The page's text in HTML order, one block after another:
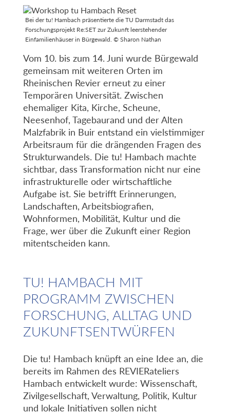
Bei der tu! Hambach präsentierte die TU Darmstadt das
Forschungsprojekt Re:SET zur Zukunft leerstehender
Einfamilienhäuser in Bürgewald. © Sharon Nathan
Vom 10. bis zum 14. Juni wurde Bürgewald
gemeinsam mit weiteren Orten im
Rheinischen Revier erneut zu einer
Temporären Universität. Zwischen
ehemaliger Kita, Kirche, Scheune,
Neesenhof, Tagebaurand und der Alten
Malzfabrik in Buir entstand ein vielstimmiger
Arbeitsraum für die drängenden Fragen des
Strukturwandels. Die tu! Hambach machte
sichtbar, dass Transformation nicht nur eine
infrastrukturelle oder wirtschaftliche
Aufgabe ist. Sie betrifft Erinnerungen,
Landschaften, Arbeitsbiografien,
Wohnformen, Mobilität, Kultur und die
Frage, wer über die Zukunft einer Region
mitentscheiden kann.
TU! HAMBACH MIT
PROGRAMM ZWISCHEN
FORSCHUNG, ALLTAG UND
ZUKUNFTSENTWÜRFEN
Die tu! Hambach knüpft an eine Idee an, die
bereits im Rahmen des REVIERateliers
Hambach entwickelt wurde: Wissenschaft,
Zivilgesellschaft, Verwaltung, Politik, Kultur
und lokale Initiativen sollen nicht